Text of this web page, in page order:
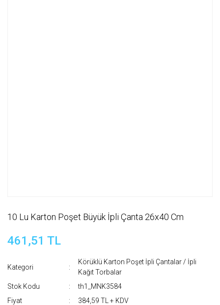
10 Lu Karton Poşet Büyük İpli Çanta 26x40 Cm
461,51 TL
Kategori
Körüklü Karton Poşet İpli Çantalar / İpli
Kağıt Torbalar
Stok Kodu
th1_MNK3584
Fiyat
384,59 TL + KDV